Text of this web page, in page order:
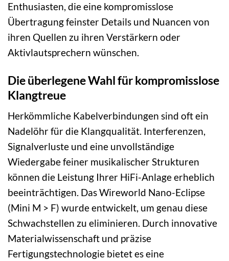
Enthusiasten, die eine kompromisslose
Übertragung feinster Details und Nuancen von
ihren Quellen zu ihren Verstärkern oder
Aktivlautsprechern wünschen.
Die überlegene Wahl für kompromisslose
Klangtreue
Herkömmliche Kabelverbindungen sind oft ein
Nadelöhr für die Klangqualität. Interferenzen,
Signalverluste und eine unvollständige
Wiedergabe feiner musikalischer Strukturen
können die Leistung Ihrer HiFi-Anlage erheblich
beeinträchtigen. Das Wireworld Nano-Eclipse
(Mini M > F) wurde entwickelt, um genau diese
Schwachstellen zu eliminieren. Durch innovative
Materialwissenschaft und präzise
Fertigungstechnologie bietet es eine